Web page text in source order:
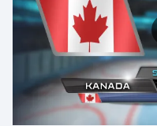
Sportovní střelba
Stolní tenis
Triatlon